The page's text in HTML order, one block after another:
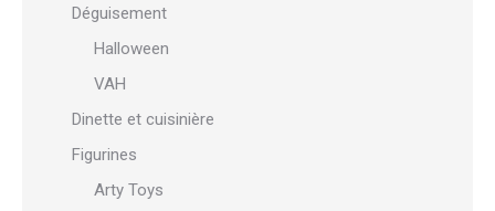
Déguisement
Halloween
VAH
Dinette et cuisinière
Figurines
Arty Toys